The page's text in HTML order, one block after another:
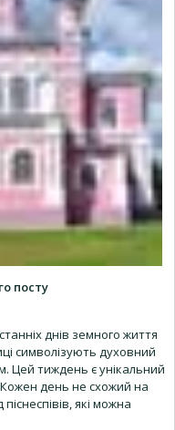
посту
днів земного життя
символізують духовний
Цей тиждень є унікальний
день не схожий на
які можна